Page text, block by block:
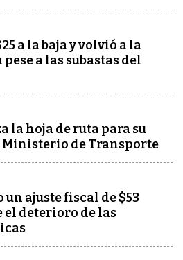
a la baja y volvió a la
a las subastas del
la hoja de ruta para su
Ministerio de Transporte
ajuste fiscal de $53
deterioro de las